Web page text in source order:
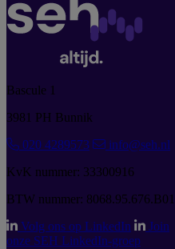
Bascule 1
3981 PH Bunnik
020 4289573
info@seh.nl
KvK nummer: 33300916
BTW nummer: 8068.95.676.B01
Volg ons op LinkedIn
Join
onze SEH LinkedIn-groep